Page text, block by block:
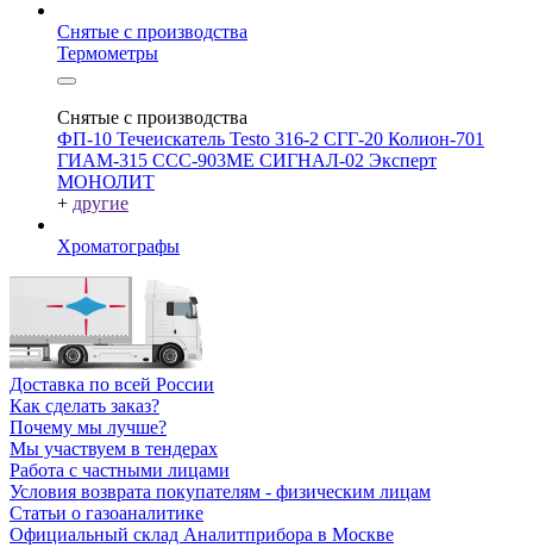
Снятые с производства
Термометры
Снятые с производства
ФП-10 Течеискатель Testo 316-2 СГГ-20 Колион-701
ГИАМ-315 ССС-903МЕ СИГНАЛ-02 Эксперт
МОНОЛИТ
+ другие
Хроматографы
Доставка по всей России
Как сделать заказ?
Почему мы лучше?
Мы участвуем в тендерах
Работа с частными лицами
Условия возврата покупателям - физическим лицам
Статьи о газоаналитике
Официальный склад Аналитприбора в Москве